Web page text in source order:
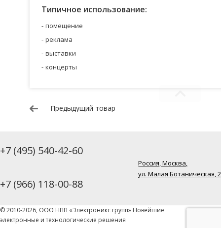
Типичное использование:
помещение
реклама
выставки
концерты
Предыдущий товар
+7 (495) 540-42-60
+7 (966) 118-00-88
Россия, Москва,
ул. Малая Ботаническая,
© 2010-2026, ООО НПП «Электроникс групп» Новейшие
электронные и технологические решения